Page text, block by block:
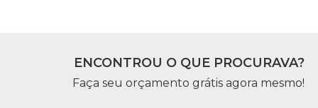
ENCONTROU O QUE PROCURAVA?
Faça seu orçamento grátis agora mesmo!